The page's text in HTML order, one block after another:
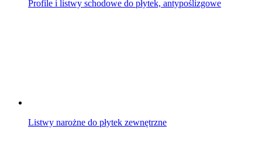
Profile i listwy schodowe do płytek, antypoślizgowe
Listwy narożne do płytek zewnętrzne